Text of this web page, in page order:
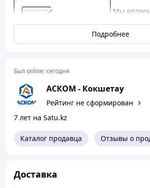
Мы
КАМАЗ,
качество
оптовым
Подробнее
Был online:сегодня
АСКОМ - Кокшетау
Рейтинг не сформирован
7 лет на Satu.kz
Каталог продавца Отзывы о
Доставка